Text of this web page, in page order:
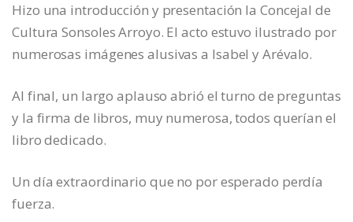
Hizo una introducción y presentación la Concejal de
Cultura Sonsoles Arroyo. El acto estuvo ilustrado por
numerosas imágenes alusivas a Isabel y Arévalo.
Al final, un largo aplauso abrió el turno de preguntas
y la firma de libros, muy numerosa, todos querían el
libro dedicado.
Un día extraordinario que no por esperado perdía
fuerza.